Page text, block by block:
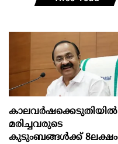
കാലവർഷക്കെടുതിയിൽ
മരിച്ചവരുടെ
കുടുംബങ്ങൾക്ക് 8ലക്ഷം